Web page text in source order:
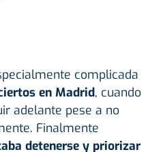
complicada
en Madrid, cuando
adelante pese a no
Finalmente
detenerse y priorizar